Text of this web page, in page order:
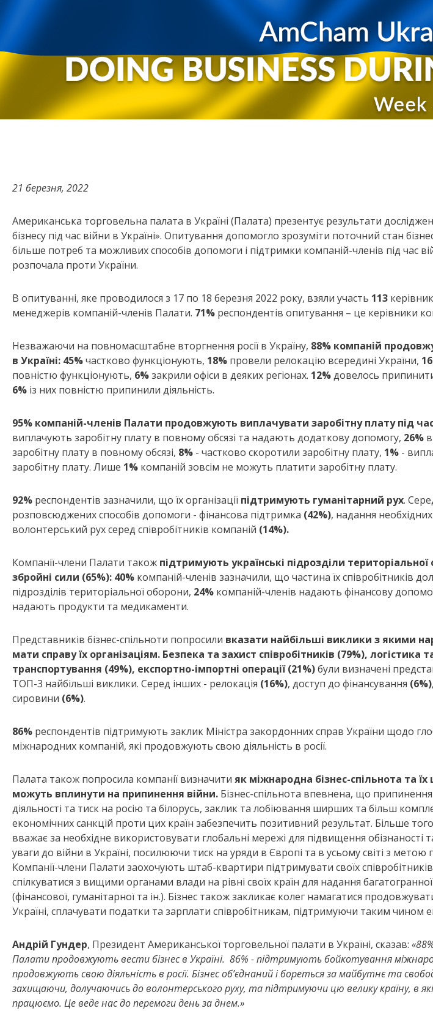
21 березня, 2022
Американська торговельна палата в Україні (Палата) презентує результати
бізнесу під час війни в Україні». Опитування допомогло зрозуміти поточний стан
більше потреб та можливих способів допомоги і підтримки компаній-членів під час
розпочала проти України.
В опитуванні, яке проводилося з 17 по 18 березня 2022 року, взяли участь 113
менеджерів компаній-членів Палати. 71% респондентів опитування – це керівники
Незважаючи на повномасштабне вторгнення росії в Україну, 88% компаній
в Україні: 45%частково функціонують, 18% провели релокацію всередині України,
повністю функціонують, 6%закрили офіси в деяких регіонах. 12%довелось
6% із них повністю припинили діяльність.
95% компаній-членів Палати продовжують виплачувати заробітну плату під
виплачують заробітну плату в повному обсязі та надають додаткову допомогу, 26%
заробітну плату в повному обсязі, 8% - частково скоротили заробітну плату, 1% -
заробітну плату. Лише 1% компаній зовсім не можуть платити заробітну плату.
92% респондентів зазначили, що їх організації підтримують гуманітарний рух.
розповсюджених способів допомоги - фінансова підтримка (42%), надання
волонтерський рух серед співробітників компаній (14%).
Компанії-члени Палати також підтримують українські підрозділи
збройні сили (65%): 40% компаній-членів зазначили, що частина їх співробітників
підрозділів територіальної оборони, 24% компаній-членів надають фінансову
надають продукти та медикаменти.
Представників бізнес-спільноти попросили вказати найбільші виклики з якими
мати справу їх організаціям. Безпека та захист співробітників (79%), логістика
транспортування (49%), експортно-імпортні операції (21%)були визначені
ТОП-3 найбільші виклики. Серед інших - релокація (16%), доступ до фінансування (6%)
сировини (6%).
86% респондентів підтримують заклик Міністра закордонних справ України щодо
міжнародних компаній, які продовжують свою діяльність в росії.
Палата також попросила компанії визначити як міжнародна бізнес-спільнота та
можуть вплинути на припинення війни. Бізнес-спільнота впевнена, що
діяльності та тиск на росію та білорусь, заклик та лобіювання ширших та більш
економічних санкцій проти цих країн забезпечить позитивний результат. Більше
вважає за необхідне використовувати глобальні мережі для підвищення обізнаності
уваги до війни в Україні, посилюючи тиск на уряди в Європі та в усьому світі з метою
Компанії-члени Палати заохочують штаб-квартири підтримувати своїх співробітників
спілкуватися з вищими органами влади на рівні своїх країн для надання
(фінансової, гуманітарної та ін.). Бізнес також закликає колег намагатися
Україні, сплачувати податки та зарплати співробітникам, підтримуючи таким чином
Андрій Гундер, Президент Американської торговельної палати в Україні, сказав: «
Палати продовжують вести бізнес в Україні. 86% - підтримують бойкотування
продовжують свою діяльність в росії. Бізнес об’єднаний і бореться за майбутнє та
захищаючи, долучаючись до волонтерського руху, та підтримуючи цю велику країну, в
працюємо. Це веде нас до перемоги день за днем.»